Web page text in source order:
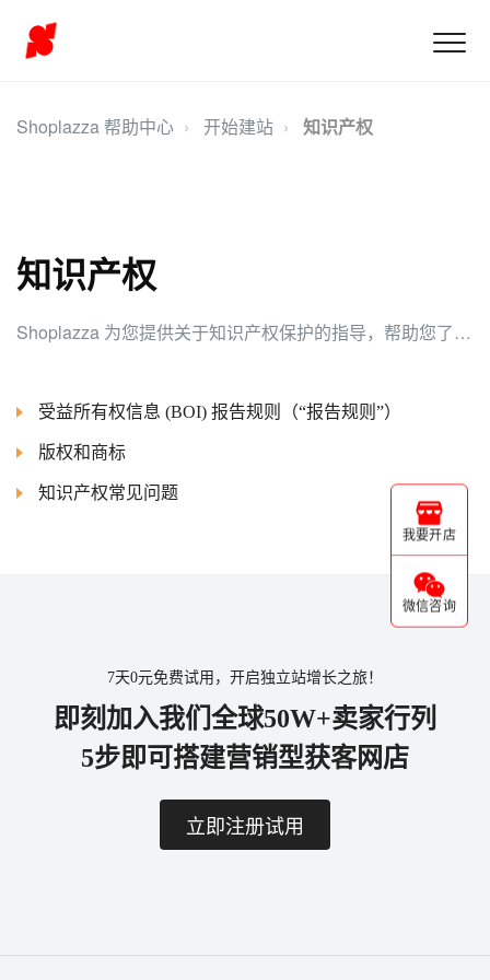
Shoplazza 帮助中心 开始建站 知识产权
知识产权
Shoplazza 为您提供关于知识产权保护的指导，帮助您了解并遵守Shoplazza的版权和商标相关政策，确保您的店铺和产品合规运营。
受益所有权信息 (BOI) 报告规则（“报告规则”）
版权和商标
知识产权常见问题
我要开店
微信咨询
7天0元免费试用，开启独立站增长之旅！
即刻加入我们全球50W+卖家行列
5步即可搭建营销型获客网店
立即注册试用